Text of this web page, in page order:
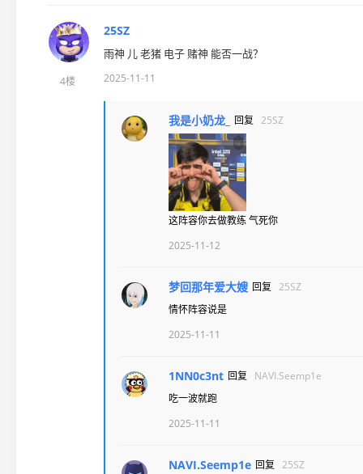
4楼
25SZ
雨神 儿 老猪 电子 赌神 能否一战？
2025-11-11
我是小奶龙_ 回复 25SZ
这阵容你去做教练 气死你
2025-11-12
梦回那年爱大嫂 回复 25SZ
情怀阵容说是
2025-11-11
1NN0c3nt 回复
NAVI.Seemp1e
吃一波就跑
2025-11-11
NAVI.Seemp1e 回复 25SZ